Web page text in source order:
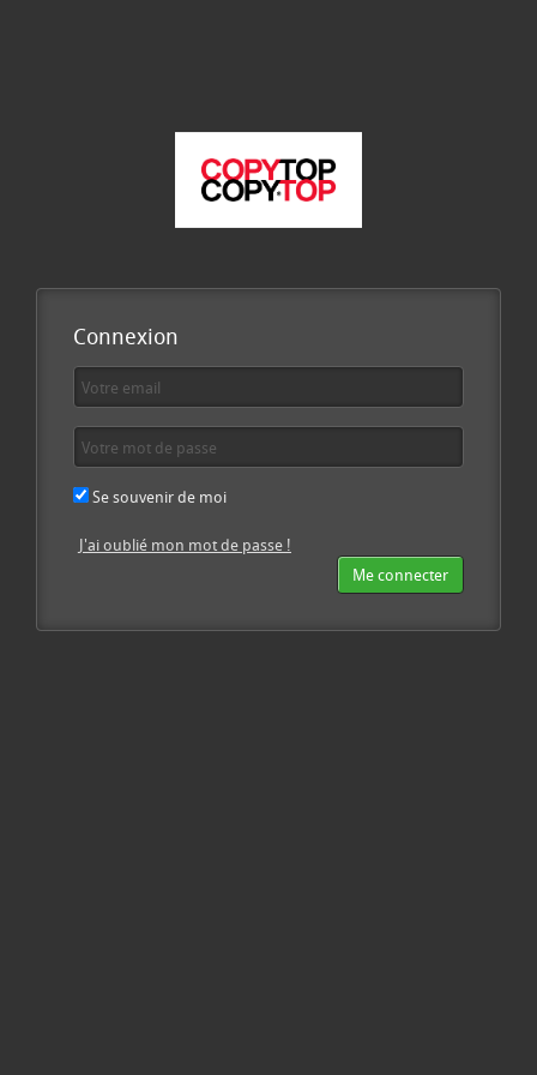
Connexion
Se souvenir de moi
J'ai oublié mon mot de passe !